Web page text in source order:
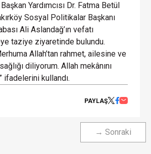
Yardımcısı Dr. Fatma Betül
Sosyal Politikalar Başkanı
Ali Aslandağ’ın vefatı
taziye ziyaretinde bulundu.
Allah’tan rahmet, ailesine ve
diliyorum. Allah mekânını
ifadelerini kullandı.
PAYLAŞ
→ Sonraki